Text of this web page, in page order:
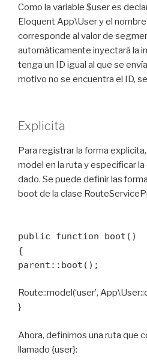
Como la variable $user es
Eloquent App\User y el
corresponde al valor de
automáticamente inyectará la
tenga un ID igual al que se
motivo no se encuentra el ID,
Explicita
Para registrar la forma
model en la ruta y especificar
dado. Se puede definir las
boot de la clase
public function boot()
{
parent::boot();
Route::model(‘user’,
}
Ahora, definimos una ruta que
llamado {user}: